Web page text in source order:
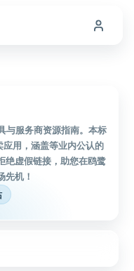
与服务商资源指南。本标
用，涵盖等业内公认的
绝虚假链接，助您在鸥鹭
先机！